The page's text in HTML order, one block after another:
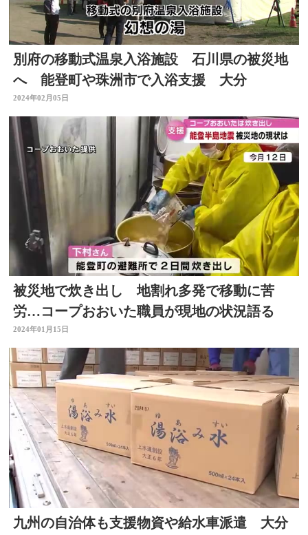
別府の移動式温泉入浴施設 石川県の被災地
へ 能登町や珠洲市で入浴支援 大分
2024年02月05日
被災地で炊き出し 地割れ多発で移動に苦
労…コープおおいた職員が現地の状況語る
2024年01月15日
九州の自治体も支援物資や給水車派遣 大分